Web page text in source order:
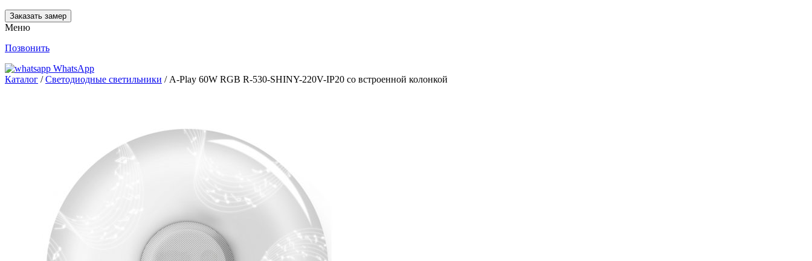
Заказать замер
Меню
Позвонить
WhatsApp
Каталог /Светодиодные светильники / A-Play 60W RGB R-530-SHINY-220V-IP20 со встроенной колонкой